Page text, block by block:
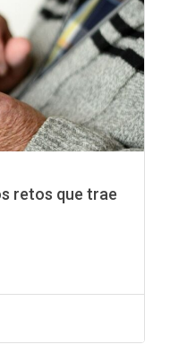
retos que trae